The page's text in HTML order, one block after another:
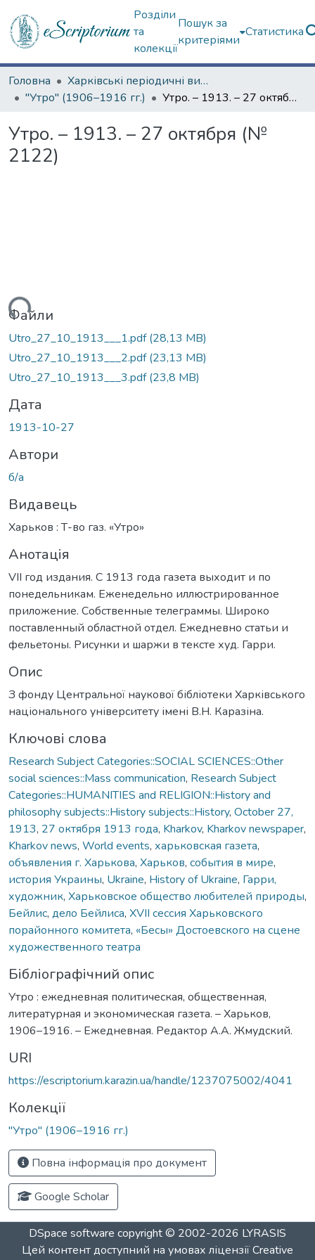
Розділи
та
колекції
Пошук за
критеріями
Статистика
Головна
Харківські періодичні видання
"Утро" (1906–1916 гг.)
Утро. – 1913. – 27 октября (№ 2122)
Утро. – 1913. – 27 октября (№
2122)
Файли
Utro_27_10_1913___1.pdf(28,13 MB)
Utro_27_10_1913___2.pdf(23,13 MB)
Utro_27_10_1913___3.pdf(23,8 MB)
Дата
1913-10-27
Автори
б/а
Видавець
Харьков : Т-во газ. «Утро»
Анотація
VII год издания. С 1913 года газета выходит и по
понедельникам. Еженедельно иллюстрированное
приложение. Собственные телеграммы. Широко
поставленный областной отдел. Ежедневно статьи и
фельетоны. Рисунки и шаржи в тексте худ. Гарри.
Опис
З фонду Центральної наукової бібліотеки Харківського
національного університету імені В.Н. Каразіна.
Ключові слова
Research Subject Categories::SOCIAL SCIENCES::Other
social sciences::Mass communication, Research Subject
Categories::HUMANITIES and RELIGION::History and
philosophy subjects::History subjects::History, October 27,
1913, 27 октября 1913 года, Kharkov, Kharkov newspaper,
Kharkov news, World events, харьковская газета,
объявления г. Харькова, Харьков, события в мире,
история Украины, Ukraine, History of Ukraine, Гарри,
художник, Харьковское общество любителей природы,
Бейлис, дело Бейлиса, XVII сессия Харьковского
порайонного комитета, «Бесы» Достоевского на сцене
художественного театра
Бібліографічний опис
Утро : ежедневная политическая, общественная,
литературная и экономическая газета. – Харьков,
1906–1916. – Ежедневная. Редактор А.А. Жмудский.
URI
https://escriptorium.karazin.ua/handle/1237075002/4041
Колекції
"Утро" (1906–1916 гг.)
Повна інформація про документ
Google Scholar
DSpace software copyright © 2002-2026 LYRASIS
Цей контент доступний на умовах ліцензіїCreative